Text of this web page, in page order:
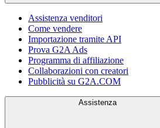
Assistenza venditori
Come vendere
Importazione tramite API
Prova G2A Ads
Programma di affiliazione
Collaborazioni con creatori
Pubblicità su G2A.COM
Assistenza